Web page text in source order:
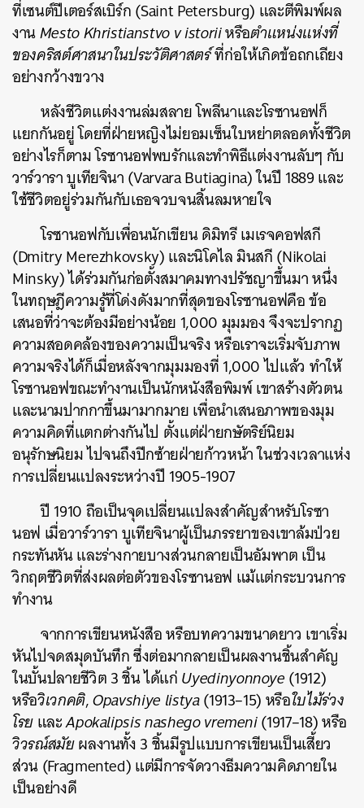
ที่เซนต์ปีเตอร์สเบิร์ก (Saint Petersburg) และตีพิมพ์ผล
งานMesto Khristianstvo v istoriiหรือตำแหน่งแห่งที่
ของคริสต์ศาสนาในประวัติศาสตร์ที่ก่อให้เกิดข้อถกเถียง
อย่างกว้างขวาง
หลังชีวิตแต่งงานล่มสลาย โพลีนาและโรซานอฟก็
แยกกันอยู่ โดยที่ฝ่ายหญิงไม่ยอมเซ็นใบหย่าตลอดทั้งชีวิต
อย่างไรก็ตาม โรซานอฟพบรักและทำพิธีแต่งงานลับๆ กับ
วาร์วารา บูเทียจินา (Varvara Butiagina) ในปี 1889 และ
ใช้ชีวิตอยู่ร่วมกันกับเธอจวบจนสิ้นลมหายใจ
โรซานอฟกับเพื่อนนักเขียน ดิมิทรี เมเรจคอฟสกี
(Dmitry Merezhkovsky) และนิโคไล มินสกี (Nikolai
Minsky) ได้ร่วมกันก่อตั้งสมาคมทางปรัชญาขึ้นมา หนึ่ง
ในทฤษฎีความรู้ที่โด่งดังมากที่สุดของโรซานอฟคือ ข้อ
เสนอที่ว่าจะต้องมีอย่างน้อย 1,000 มุมมอง จึงจะปรากฏ
ความสอดคล้องของความเป็นจริง หรือเราจะเริ่มจับภาพ
ความจริงได้ก็เมื่อหลังจากมุมมองที่ 1,000 ไปแล้ว ทำให้
โรซานอฟขณะทำงานเป็นนักหนังสือพิมพ์ เขาสร้างตัวตน
และนามปากกาขึ้นมามากมาย เพื่อนำเสนอภาพของมุม
ความคิดที่แตกต่างกันไป ตั้งแต่ฝ่ายกษัตริย์นิยม
อนุรักษนิยม ไปจนถึงปีกซ้ายฝ่ายก้าวหน้า ในช่วงเวลาแห่ง
การเปลี่ยนแปลงระหว่างปี 1905-1907
ปี 1910 ถือเป็นจุดเปลี่ยนแปลงสำคัญสำหรับโรซา
นอฟ เมื่อวาร์วารา บูเทียจินาผู้เป็นภรรยาของเขาล้มป่วย
กระทันหัน และร่างกายบางส่วนกลายเป็นอัมพาต เป็น
วิกฤตชีวิตที่ส่งผลต่อตัวของโรซานอฟ แม้แต่กระบวนการ
ทำงาน
จากการเขียนหนังสือ หรือบทความขนาดยาว เขาเริ่ม
หันไปจดสมุดบันทึก ซึ่งต่อมากลายเป็นผลงานชิ้นสำคัญ
ในบั้นปลายชีวิต 3 ชิ้น ได้แก่Uyedinyonnoye(1912)
หรือวิเวกคติ,Opavshiye listya(1913–15) หรือใบไม้ร่วง
โรยและApokalipsis nashego vremeni(1917–18) หรือ
วิวรณ์สมัยผลงานทั้ง 3 ชิ้นมีรูปแบบการเขียนเป็นเสี้ยว
ส่วน (Fragmented) แต่มีการจัดวางธีมความคิดภายใน
เป็นอย่างดี
ค้นหา
SHARE TWEET LINE EMAIL